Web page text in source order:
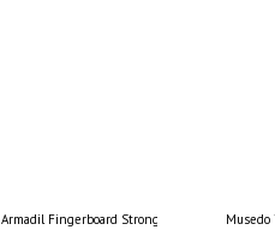
Armadil Fingerboard Strong Cleaner 30 Musedo